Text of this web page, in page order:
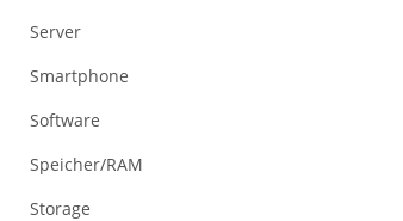
Server
Smartphone
Software
Speicher/RAM
Storage